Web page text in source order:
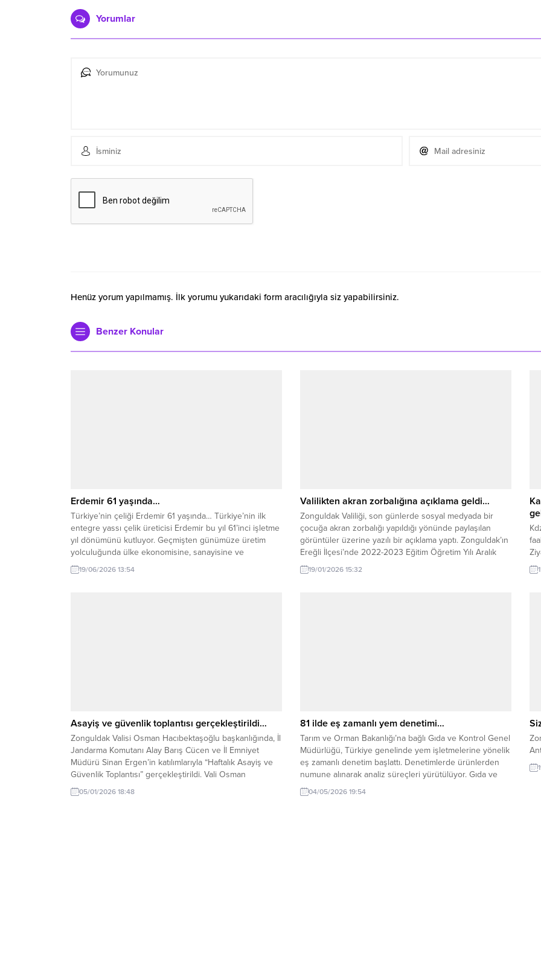
Yorumlar
Henüz yorum yapılmamış. İlk yorumu yukarıdaki form aracılığıyla siz yapabilirsiniz.
Benzer Konular
Erdemir 61 yaşında…
Türkiye’nin çeliği Erdemir 61 yaşında… Türkiye’nin ilk
entegre yassı çelik üreticisi Erdemir bu yıl 61’inci işletme
yıl dönümünü kutluyor. Geçmişten günümüze üretim
yolculuğunda ülke ekonomisine, sanayisine ve
istihdamına güçlü katkılar sunan Erdemir, köklü geçmişini
geleceğe yön veren sürdürülebilirlik vizyonuyla
19/06/2026 13:54
Valilikten akran zorbalığına açıklama geldi…
Zonguldak Valiliği, son günlerde sosyal medyada bir
çocuğa akran zorbalığı yapıldığı yönünde paylaşılan
görüntüler üzerine yazılı bir açıklama yaptı. Zonguldak’ın
Ereğli İlçesi’nde 2022-2023 Eğitim Öğretim Yılı Aralık
ayında, Kdz. Ereğli Mesleki ve Teknik Anadolu Lisesinde
öğrenim gören bir öğrencinin, aynı sınıftaki bir grup
19/01/2026 15:32
Asayiş ve güvenlik toplantısı gerçekleştirildi…
Zonguldak Valisi Osman Hacıbektaşoğlu başkanlığında, İl
Jandarma Komutanı Alay Barış Cücen ve İl Emniyet
Müdürü Sinan Ergen’in katılımlarıyla “Haftalık Asayiş ve
Güvenlik Toplantısı” gerçekleştirildi. Vali Osman
Hacıbektaşoğlu başkanlığında düzenlenen toplantıda
suçla mücadele kapsamında yürütülen operasyonlar,
05/01/2026 18:48
81 ilde eş zamanlı yem denetimi…
Tarım ve Orman Bakanlığı’na bağlı Gıda ve Kontrol Genel
Müdürlüğü, Türkiye genelinde yem işletmelerine yönelik
eş zamanlı denetim başlattı. Denetimlerde ürünlerden
numune alınarak analiz süreçleri yürütülüyor. Gıda ve
Kontrol Genel Müdürlüğü tarafından başlatılan program
kapsamında, Türkiye genelinde 81 ilde yem işletmelerine
04/05/2026 19:54